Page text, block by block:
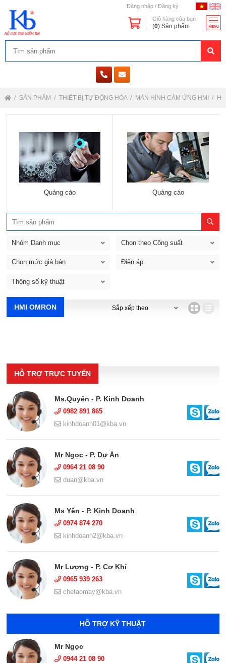
Đăng nhập / Đăng ký
Giỏ hàng của bạn
(0) Sản phẩm
SẢN PHẨM THIẾT BỊ TỰ ĐỘNG HÓA MÀN HÌNH CẢM ỨNG HMI
Quảng cáo Quảng cáo
Nhóm Danh mục Chọn theo Công suất
Chọn mức giá bán Điện áp
Thông số kỹ thuật
HMI OMRON
HỖ TRỢ TRỰC TUYẾN
Ms.Quyên - P. Kinh Doanh
0982 891 865
kinhdoanh01@kba.vn
Mr Ngọc - P. Dự Án
0964 21 08 90
duan@kba.vn
Ms Yến - P. Kinh Doanh
0974 874 270
kinhdoanh2@kba.vn
Mr Lượng - P. Cơ Khí
0965 939 263
chetaomay@kba.vn
HỖ TRỢ KỸ THUẬT
Mr Ngọc
0944 21 08 90